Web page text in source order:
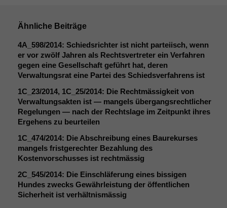
Ähnliche Beiträge
4A_598/2014: Schiedsrichter ist nicht parteiisch, wenn
er vor zwölf Jahren als Rechtsvertreter ein Verfahren
gegen eine Gesellschaft geführt hat, deren
Verwaltungsrat eine Partei des Schiedsverfahrens ist
1C_23/2014, 1C_25/2014: Die Rechtmässigkeit von
Verwaltungsakten ist — mangels übergangsrechtlicher
Regelungen — nach der Rechtslage im Zeitpunkt ihres
Ergehens zu beurteilen
1C_474/2014: Die Abschreibung eines Baurekurses
mangels fristgerechter Bezahlung des
Kostenvorschusses ist rechtmässig
2C_545/2014: Die Einschläferung eines bissigen
Hundes zwecks Gewährleistung der öffentlichen
Sicherheit ist verhältnismässig